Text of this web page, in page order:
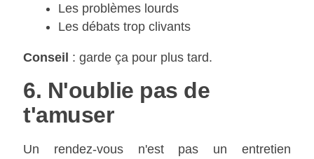
Les problèmes lourds
Les débats trop clivants
Conseil : garde ça pour plus tard.
6. N'oublie pas de
t'amuser
Un rendez-vous n'est pas un entretien